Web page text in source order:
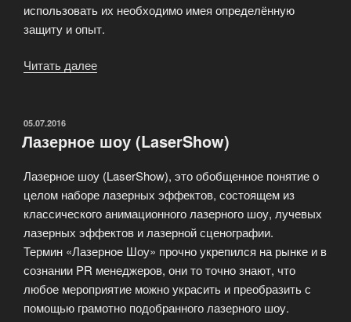
использовать их необходимо имея определённую
защиту и опыт.
Читать далее
модули»
ОПУБЛИКОВАНО
05.07.2016
Лазерное шоу (LaserShow)
Лазерное шоу (LaserShow), это обобщенное понятие о
целом наборе лазерных эффектов, состоящем из
классического анимационного лазерного шоу, лучевых
лазерных эффектов и лазерной сценографии.
Термин «Лазерное Шоу» прочно укрепился на рынке и в
сознании PR менеджеров, они то точно знают, что
любое мероприятие можно украсить и преобразить с
помощью грамотно подобранного лазерного шоу.